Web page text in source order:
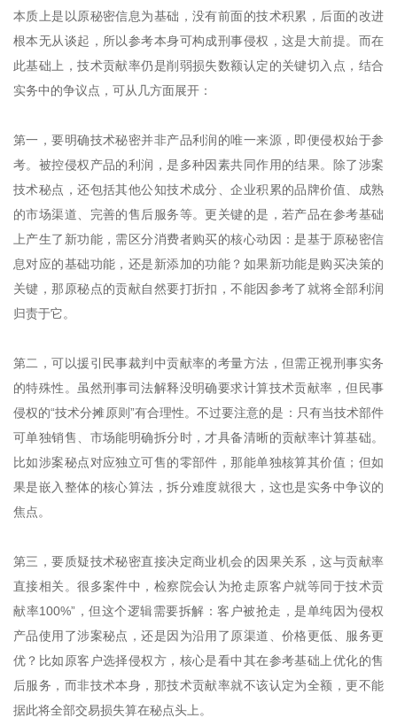
本质上是以原秘密信息为基础，没有前面的技术积累，后面的改进
根本无从谈起，所以参考本身可构成刑事侵权，这是大前提。而在
此基础上，技术贡献率仍是削弱损失数额认定的关键切入点，结合
实务中的争议点，可从几方面展开：
第一，要明确技术秘密并非产品利润的唯一来源，即便侵权始于参
考。被控侵权产品的利润，是多种因素共同作用的结果。除了涉案
技术秘点，还包括其他公知技术成分、企业积累的品牌价值、成熟
的市场渠道、完善的售后服务等。更关键的是，若产品在参考基础
上产生了新功能，需区分消费者购买的核心动因：是基于原秘密信
息对应的基础功能，还是新添加的功能？如果新功能是购买决策的
关键，那原秘点的贡献自然要打折扣，不能因参考了就将全部利润
归责于它。
第二，可以援引民事裁判中贡献率的考量方法，但需正视刑事实务
的特殊性。虽然刑事司法解释没明确要求计算技术贡献率，但民事
侵权的“技术分摊原则”有合理性。不过要注意的是：只有当技术部件
可单独销售、市场能明确拆分时，才具备清晰的贡献率计算基础。
比如涉案秘点对应独立可售的零部件，那能单独核算其价值；但如
果是嵌入整体的核心算法，拆分难度就很大，这也是实务中争议的
焦点。
第三，要质疑技术秘密直接决定商业机会的因果关系，这与贡献率
直接相关。很多案件中，检察院会认为抢走原客户就等同于技术贡
献率100%”，但这个逻辑需要拆解：客户被抢走，是单纯因为侵权
产品使用了涉案秘点，还是因为沿用了原渠道、价格更低、服务更
优？比如原客户选择侵权方，核心是看中其在参考基础上优化的售
后服务，而非技术本身，那技术贡献率就不该认定为全额，更不能
据此将全部交易损失算在秘点头上。